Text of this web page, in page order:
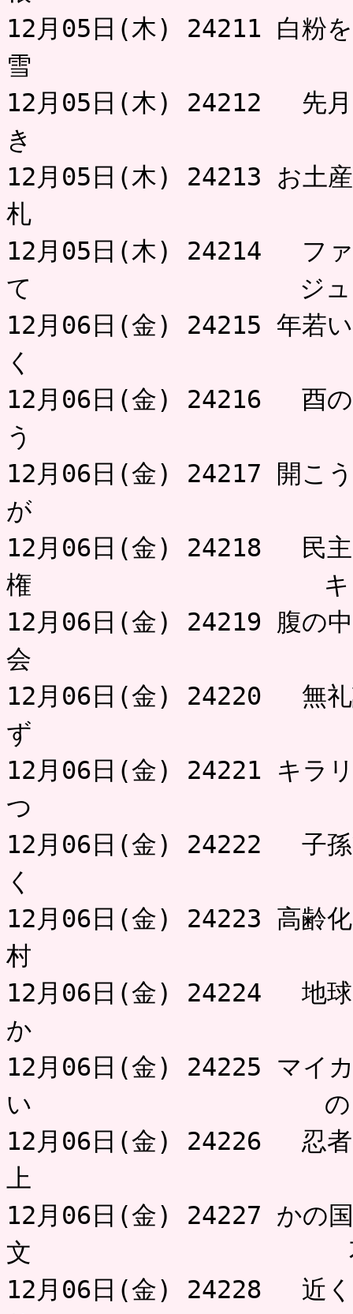
12月05日(木) 24211 白粉を
雪 小
12月05日(木) 24212 先月
き ク
12月05日(木) 24213 お土産
札
12月05日(木) 24214 ファ
て ジュ
12月06日(金) 24215 年若い
く お
12月06日(金) 24216 酉の
う わ
12月06日(金) 24217 開こう
が
12月06日(金) 24218 民主
権 キリマン
12月06日(金) 24219 腹の中
会 とろ
12月06日(金) 24220 無礼
ず ク
12月06日(金) 24221 キラリ
つ 道
12月06日(金) 24222 子孫
く 不用
12月06日(金) 24223 高齢化
村
12月06日(金) 24224 地球
か 小
12月06日(金) 24225 マイカ
い の
12月06日(金) 24226 忍者
上 は
12月06日(金) 24227 かの国
文 不用
12月06日(金) 24228 近く